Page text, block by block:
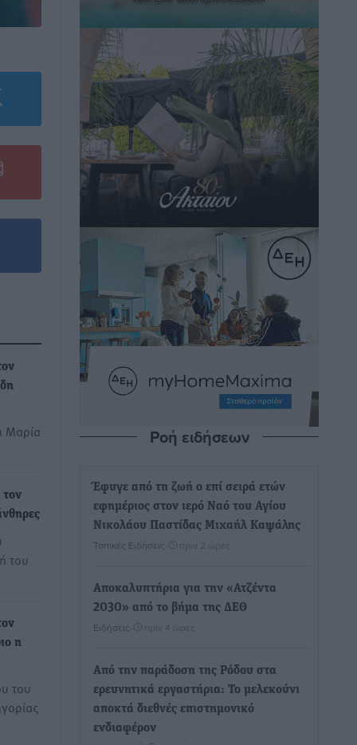
Μαρία
τον
του
η
του
Ροή ειδήσεων
Έφυγε από τη ζωή ο επί σειρά ετών
εφημέριος στον ιερό Ναό του Αγίου
Νικολάου Παστίδας Μιχαήλ Καψάλης
Τοπικές Ειδήσεις πριν 2 ώρες
Αποκαλυπτήρια για την «Ατζέντα
2030» από το βήμα της ΔΕΘ
Ειδήσεις πριν 4 ώρες
Από την παράδοση της Ρόδου στα
ερευνητικά εργαστήρια: Το μελεκούνι
αποκτά διεθνές επιστημονικό
ενδιαφέρον